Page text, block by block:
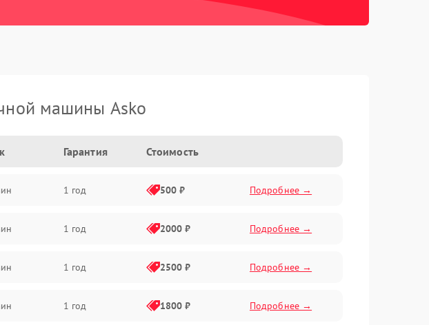
машины Asko
Гарантия Стоимость
1 год 500 ₽ Подробнее →
1 год 2000 ₽ Подробнее →
1 год 2500 ₽ Подробнее →
1 год 1800 ₽ Подробнее →